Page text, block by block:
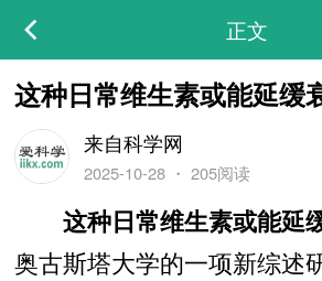
正文
这种日常维生素或能延缓
来自科学网
2025-10-28・ 205阅读
这种日常维生素或能延
奥古斯塔大学的一项新综述